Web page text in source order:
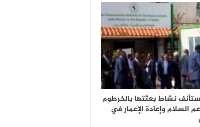
تستأنف نشاط بعثتها بالخرطوم
السلام وإعادة الإعمار في